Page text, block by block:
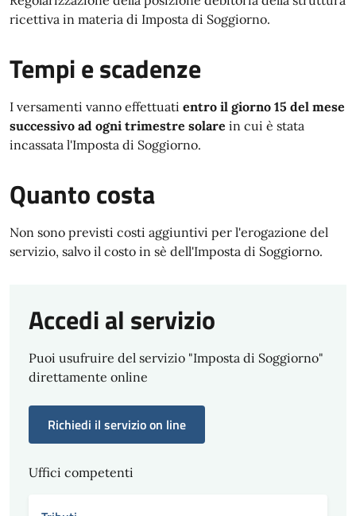
ricettiva in materia di Imposta di Soggiorno.
Tempi e scadenze
I versamenti vanno effettuati entro il giorno 15 del mese
successivo ad ogni trimestre solare in cui è stata
incassata l'Imposta di Soggiorno.
Quanto costa
Non sono previsti costi aggiuntivi per l'erogazione del
servizio, salvo il costo in sè dell'Imposta di Soggiorno.
Accedi al servizio
Puoi usufruire del servizio "Imposta di Soggiorno"
direttamente online
Richiedi il servizio on line
Uffici competenti